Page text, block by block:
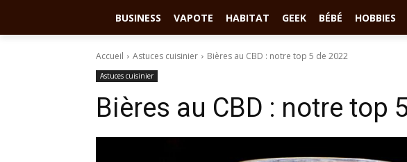
BUSINESS VAPOTE HABITAT GEEK BÉBÉ HOBBIES
Accueil Astuces cuisinier Bières au CBD : notre top 5 de 2022
Astuces cuisinier
Bières au CBD : notre top